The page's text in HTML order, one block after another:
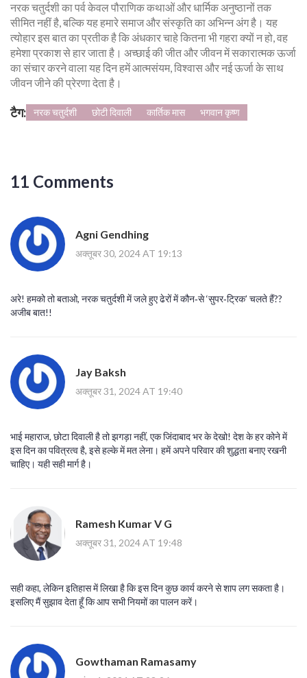
नरक चतुर्दशी का पर्व केवल पौराणिक कथाओं और धार्मिक अनुष्ठानों तक
सीमित नहीं है, बल्कि यह हमारे समाज और संस्कृति का अभिन्न अंग है। यह
त्योहार इस बात का प्रतीक है कि अंधकार चाहे कितना भी गहरा क्यों न हो, वह
हमेशा प्रकाश से हार जाता है। अच्छाई की जीत और जीवन में सकारात्मक ऊर्जा
का संचार करने वाला यह दिन हमें आत्मसंयम, विश्वास और नई ऊर्जा के साथ
जीवन जीने की प्रेरणा देता है।
टैग: नरक चतुर्दशी छोटी दिवाली कार्तिक मास भगवान कृष्ण
11 Comments
Agni Gendhing
अक्तूबर 30, 2024 AT 19:13
अरे! हमको तो बताओ, नरक चतुर्दशी में जले हुए ढेरों में कौन‑से ‘सुपर‑ट्रिक’ चलते हैं??
अजीब बात!!
Jay Baksh
अक्तूबर 31, 2024 AT 19:40
भाई महाराज, छोटा दिवाली है तो झगड़ा नहीं, एक जिंदाबाद भर के देखो! देश के हर कोने में
इस दिन का पवित्रत्व है, इसे हल्के में मत लेना। हमें अपने परिवार की शुद्धता बनाए रखनी
चाहिए। यही सही मार्ग है।
Ramesh Kumar V G
अक्तूबर 31, 2024 AT 19:48
सही कहा, लेकिन इतिहास में लिखा है कि इस दिन कुछ कार्य करने से शाप लग सकता है।
इसलिए मैं सुझाव देता हूँ कि आप सभी नियमों का पालन करें।
Gowthaman Ramasamy